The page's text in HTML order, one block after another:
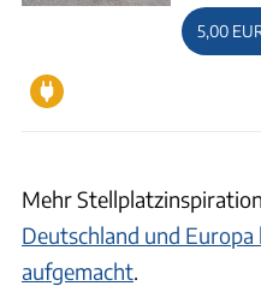
5,00
Mehr
Deutschland und Europa
aufgemacht.